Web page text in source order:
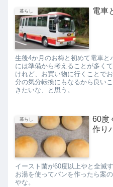
暮らし 電車
生後4か月のお梅と初めて電車と
には準備から考えることが多く
けれど、お買い物に行くことで
分の気分転換にもなるから良い
きたいな、と思う。
暮らし
60度
作り
イースト菌が60度以上やと全滅
お湯を使ってパンを作ったら案
やな。